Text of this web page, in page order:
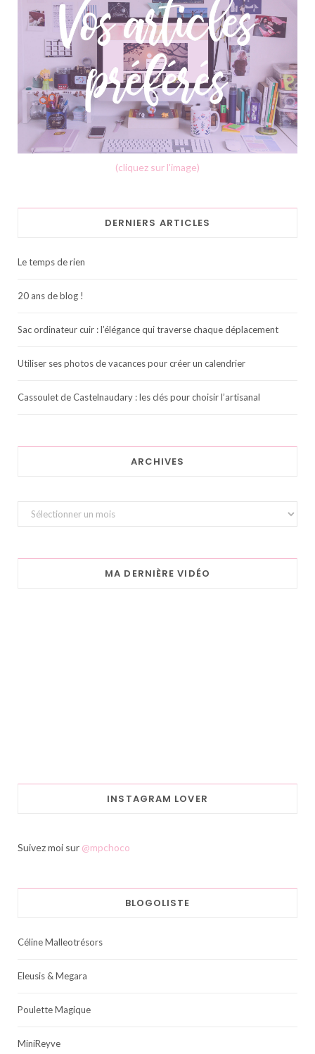
(cliquez sur l'image)
DERNIERS ARTICLES
Le temps de rien
20 ans de blog !
Sac ordinateur cuir : l’élégance qui traverse chaque déplacement
Utiliser ses photos de vacances pour créer un calendrier
Cassoulet de Castelnaudary : les clés pour choisir l’artisanal
ARCHIVES
Archives
MA DERNIÈRE VIDÉO
INSTAGRAM LOVER
Suivez moi sur @mpchoco
BLOGOLISTE
Céline Malleotrésors
Eleusis & Megara
Poulette Magique
MiniReyve